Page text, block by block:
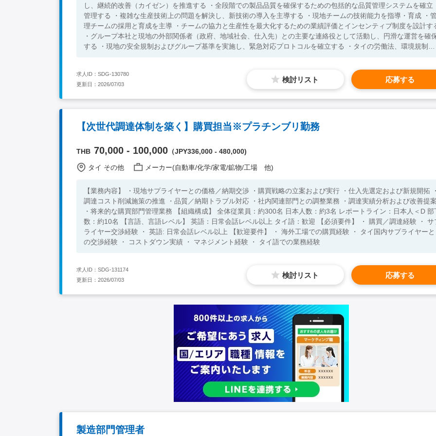
し、継続的改善（カイゼン）を推進する ・全段階での製品品質を確保するための包括的な品質管理システムを確立
管理する ・複雑な生産技術上の問題を解決し、新技術の導入を主導する ・現地チームの技術能力を指導・育成 ・
理チームの採用と育成を主導 ・チームの協力と生産性を最大化するための業績評価とインセンティブ制度を設計す
・グループ本社と現地の外部関係者（政府、地域社会、仕入先）との主要な連絡役として活動し、円滑な運営を確
する ・現地の安全規制およびグループ基準を実施し、緊急対応プロトコルを確立する ・タイの労働法、環境規制、
でのGM・工場長経験 ・日常会話レベル以上のタイ語または英語（通訳あり） 【歓迎要件】 ・タイまたは東南アジア
でのマネジメント経験
検討リスト 応募する
求人ID：SDG-130780
更新日：2026/07/03
【次世代調達体制を築く】購買担当※プラチンブリ勤務
THB 70,000 - 100,000 （JPY336,000 - 480,000)
タイ その他 メーカー(自動車/化学/家電/鉱物/工場 他)
【業務内容】 ・現地サプライヤーとの価格／納期交渉 ・購買戦略の立案および実行 ・仕入先選定および新規開拓
調達コスト削減施策の推進 ・品質／納期トラブル対応 ・社内関連部門との調整業務 ・調達実績分析および改善提
・将来的な購買部門管理業務 【組織構成】 全体従業員：約300名 日本人数：約3名 レポートライン：日本人＜D 部下
数：約10名 【言語、言語レベル】 英語：日常会話レベル以上 タイ語：歓迎 【必須要件】 ・ 購買／調達経験 ・ サプ
ライヤー交渉経験 ・ 英語: 日常会話レベル以上 【歓迎要件】 ・ 海外工場での購買経験 ・ タイ国内サプライヤーと
の交渉経験 ・ コストダウン実績 ・ マネジメント経験 ・ タイ語での業務経験
検討リスト 応募する
求人ID：SDG-131174
更新日：2026/07/03
製造部門管理者